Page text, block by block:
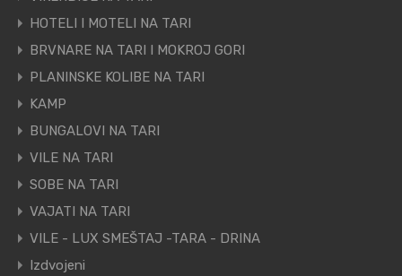
HOTELI I MOTELI NA TARI
BRVNARE NA TARI I MOKROJ GORI
PLANINSKE KOLIBE NA TARI
KAMP
BUNGALOVI NA TARI
VILE NA TARI
SOBE NA TARI
VAJATI NA TARI
VILE - LUX SMEŠTAJ -TARA - DRINA
Izdvojeni